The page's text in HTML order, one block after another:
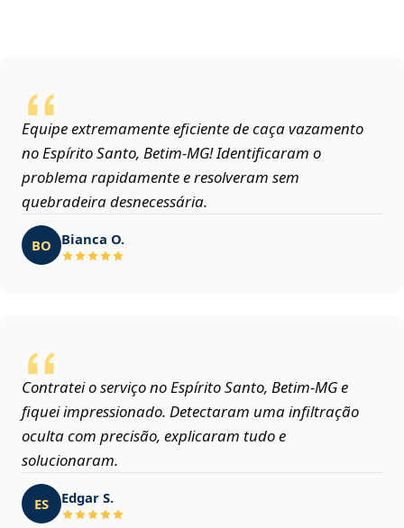
Equipe extremamente eficiente de caça vazamento
no Espírito Santo, Betim‑MG! Identificaram o
problema rapidamente e resolveram sem
quebradeira desnecessária.
BO Bianca O.
Contratei o serviço no Espírito Santo, Betim‑MG e
fiquei impressionado. Detectaram uma infiltração
oculta com precisão, explicaram tudo e
solucionaram.
ES Edgar S.